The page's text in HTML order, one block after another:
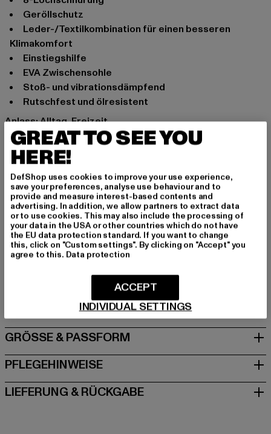
Geröllschutz
Leder-/Textilkombination für einen besseren
Klimakomfort
Einstiegshilfe
EVA Zwischensohle
stoß- und vibrationsdämpfend
rutschfest und ölresistent
Anlass: Alltag, Freizeit
Schafthöhe: High Top
Marke: Brandit
Kat.: Winter Boots
Farbe: schwarz
Hersteller Farbe: black
Obermaterial: sonstiges Material, Leder
Innenfutter: Textil
Hinweis: Enthält nichttextile Teile tierischen Ursprungs.
Art.Nr: BD9047-00007
Hersteller: Brandit Textil GmbH |info@brandit-wear.com
Spichernstraße 6a | 50672 Köln | DE
GRÖSSE & PASSFORM
PFLEGEHINWEISE
LIEFERUNG & RÜCKGABE
GREAT TO SEE YOU
HERE!
DefShop uses cookies to improve your use experience,
save your preferences, analyse use behaviour and to
provide and measure interest-based contents and
advertising. In addition, we allow partners to extract data
or to use cookies. This may also include the processing of
your data in the USA or other countries which do not have
the EU data protection standard. If you want to change
this, click on "Custom settings". By clicking on "Accept" you
agree to this. Data protection
INDIVIDUAL SETTINGS
ACCEPT